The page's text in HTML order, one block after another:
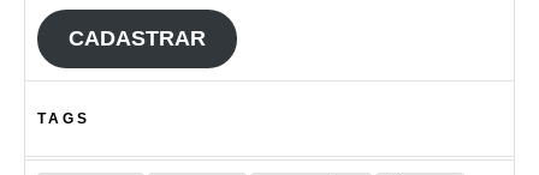
CADASTRAR
TAGS